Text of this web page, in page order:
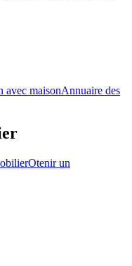
avec maisonAnnuaire des
Otenir un